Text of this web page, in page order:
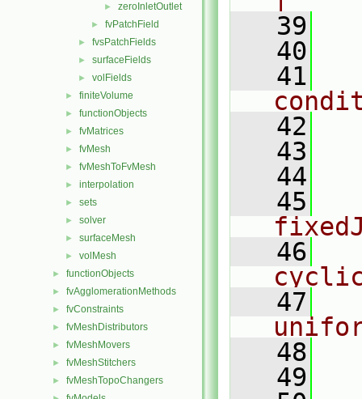
► zeroInletOutlet
► fvPatchField
► fvsPatchFields
► surfaceFields
► volFields
► finiteVolume
► functionObjects
► fvMatrices
► fvMesh
► fvMeshToFvMesh
► interpolation
► sets
► solver
► surfaceMesh
► volMesh
► functionObjects
► fvAgglomerationMethods
► fvConstraints
► fvMeshDistributors
► fvMeshMovers
► fvMeshStitchers
► fvMeshTopoChangers
   39
   40
   41
   42
   43
   44
   45
   46
   47
   48
   49